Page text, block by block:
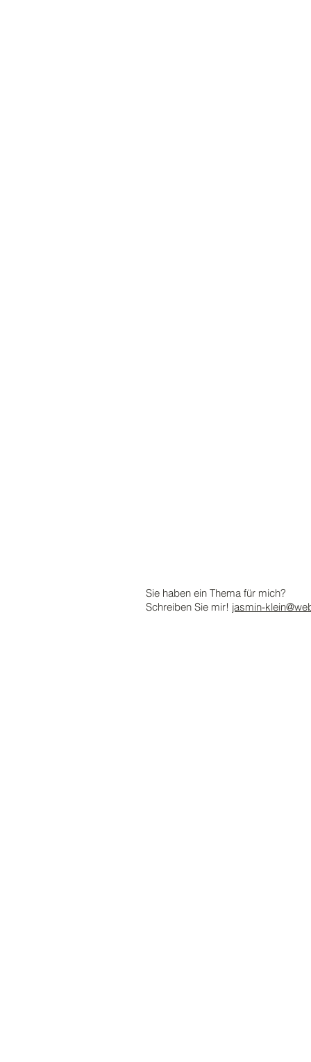
Sie haben ein Thema für mich?
Schreiben Sie mir! jasmin-